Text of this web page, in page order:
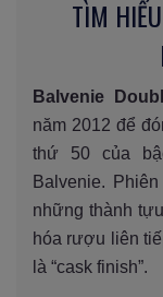
TÌM
Balvenie
năm 2012 để
thứ 50 của
Balvenie.
những thành
hóa rượu liên
là “cask finish”.